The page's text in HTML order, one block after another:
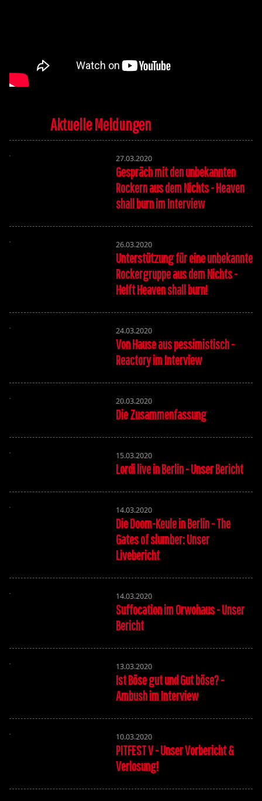
Aktuelle Meldungen
27.03.2020
Gespräch mit den unbekannten
Rockern aus dem Nichts - Heaven
shall burn im Interview
26.03.2020
Unterstützung für eine unbekannte
Rockergruppe aus dem Nichts -
Helft Heaven shall burn!
24.03.2020
Von Hause aus pessimistisch -
Reactory im Interview
20.03.2020
Die Zusammenfassung
15.03.2020
Lordi live in Berlin - Unser Bericht
14.03.2020
Die Doom-Keule in Berlin - The
Gates of slumber: Unser
Livebericht
14.03.2020
Suffocation im Orwohaus - Unser
Bericht
13.03.2020
Ist Böse gut und Gut böse? -
Ambush im Interview
10.03.2020
PITFEST V - Unser Vorbericht &
Verlosung!